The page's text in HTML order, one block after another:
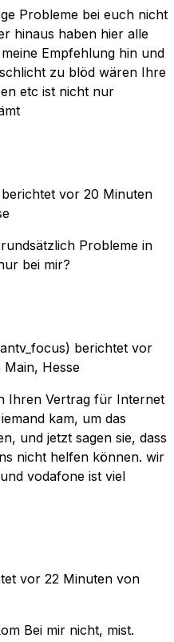
Probleme bei euch nicht
hinaus haben hier alle
Empfehlung hin und
zu blöd wären Ihre
etc ist nicht nur
berichtet vor 20 Minuten
Probleme in
bei mir?
berichtet vor
Hesse
Ihren Vertrag für Internet
kam, um das
und jetzt sagen sie, dass
nicht helfen können. wir
vodafone ist viel
vor 22 Minuten von
Bei mir nicht, mist.